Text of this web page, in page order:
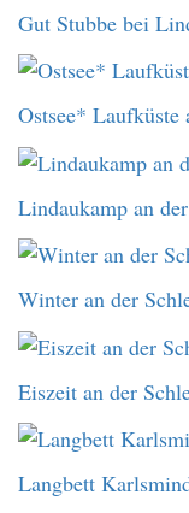
Gut Stubbe bei
Ostsee* Laufküste
Lindaukamp an
Winter an der
Eiszeit an der
Langbett